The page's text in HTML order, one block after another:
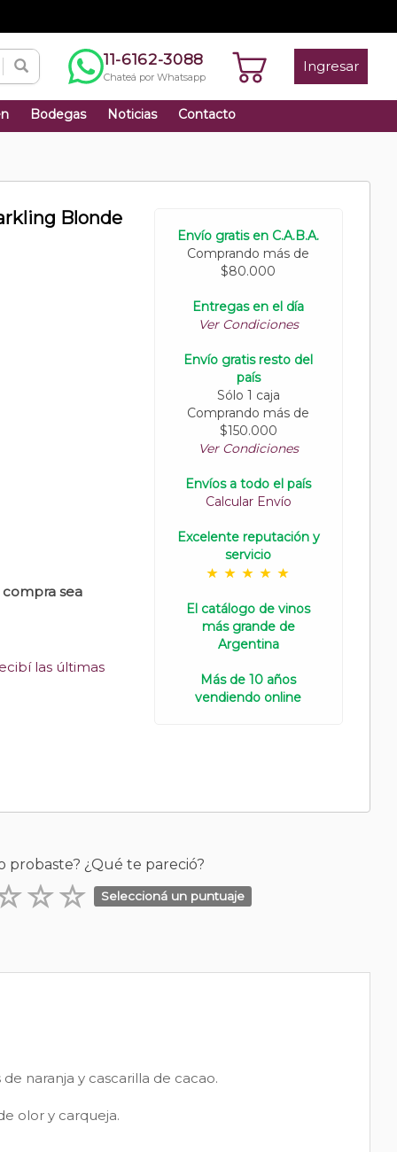
11-6162-3088
Chateá por Whatsapp
Ingresar
Bodegas Noticias Contacto
Blonde
sea
las últimas
Envío gratis en C.A.B.A.
Comprando más de
$80.000
Entregas en el día
Ver Condiciones
Envío gratis resto del
país
Sólo 1 caja
Comprando más de
$150.000
Ver Condiciones
Envíos a todo el país
Calcular Envío
Excelente reputación y
servicio
El catálogo de vinos
más grande de
Argentina
Más de 10 años
vendiendo online
probaste? ¿Qué te pareció?
Seleccioná un puntuaje
naranja y cascarilla de cacao.
olor y carqueja.